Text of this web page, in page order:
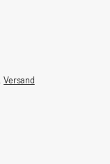
Versand